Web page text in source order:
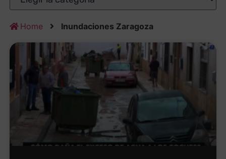
Home Inundaciones Zaragoza